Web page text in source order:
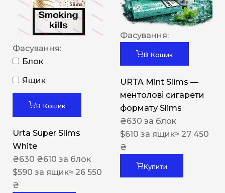
Фасування:
Блок
Ящик
В Кошик
Urta Super Slims
White
₴630 ₴610 за блок
$590 за ящик≈ 26 550
₴
Фасування:
В Кошик
URTA Mint Slims —
ментолові сигарети
формату Slims
₴630 за блок
$610 за ящик≈ 27 450
₴
Купити